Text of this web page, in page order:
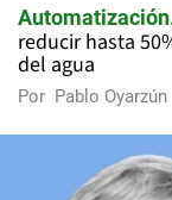
Automatización
reducir hasta
del agua
Por Pablo Oyarzún